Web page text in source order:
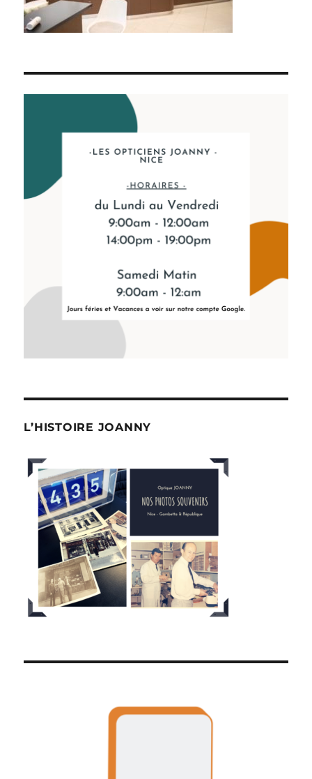
L’HISTOIRE JOANNY